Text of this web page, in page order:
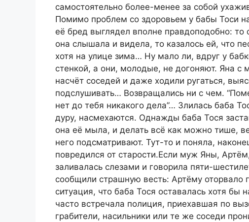
самостоятельно более-менее за собой
Помимо проблем со здоровьем у бабы Тоси
её бред выглядел вполне правдоподобно: то
она слышала и видела, то казалось ей, что
хотя на улице зима… Ну мало ли, вдруг у
стенкой, а они, молодые, не догоняют. Яна с
насчёт соседей и даже ходили ругаться,
подслушивать… Возвращались ни с чем.
нет до тебя никакого дела”… Злилась баба
дуру, насмехаются. Однажды баба Тося
она её мыла, и делать всё как можно тише,
него подсматривают. Тут-то и поняла,
повредился от старости.Если муж Яны,
заливалась слезами и говорила пяти-
сообщили страшную весть: Артёму оторвало
ситуация, что баба Тося оставалась хотя бы
часто встречала полиция, приехавшая по
грабители, насильники или те же соседи